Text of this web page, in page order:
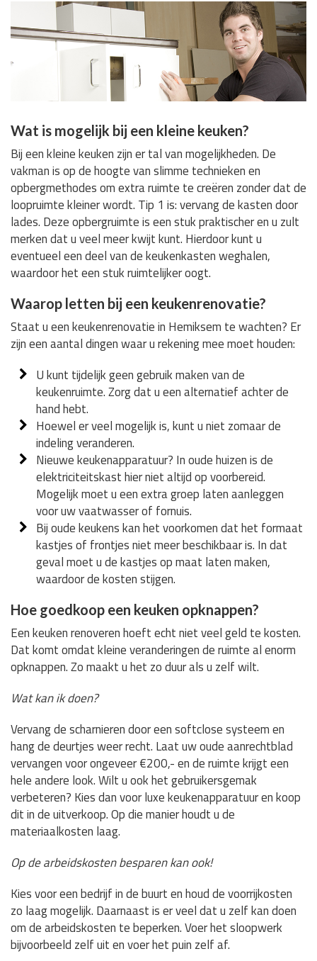
Wat is mogelijk bij een kleine keuken?
Bij een kleine keuken zijn er tal van mogelijkheden. De
vakman is op de hoogte van slimme technieken en
opbergmethodes om extra ruimte te creëren zonder dat de
loopruimte kleiner wordt. Tip 1 is: vervang de kasten door
lades. Deze opbergruimte is een stuk praktischer en u zult
merken dat u veel meer kwijt kunt. Hierdoor kunt u
eventueel een deel van de keukenkasten weghalen,
waardoor het een stuk ruimtelijker oogt.
Waarop letten bij een keukenrenovatie?
Staat u een keukenrenovatie in Hemiksem te wachten? Er
zijn een aantal dingen waar u rekening mee moet houden:
U kunt tijdelijk geen gebruik maken van de
keukenruimte. Zorg dat u een alternatief achter de
hand hebt.
Hoewel er veel mogelijk is, kunt u niet zomaar de
indeling veranderen.
Nieuwe keukenapparatuur? In oude huizen is de
elektriciteitskast hier niet altijd op voorbereid.
Mogelijk moet u een extra groep laten aanleggen
voor uw vaatwasser of fornuis.
Bij oude keukens kan het voorkomen dat het formaat
kastjes of frontjes niet meer beschikbaar is. In dat
geval moet u de kastjes op maat laten maken,
waardoor de kosten stijgen.
Hoe goedkoop een keuken opknappen?
Een keuken renoveren hoeft echt niet veel geld te kosten.
Dat komt omdat kleine veranderingen de ruimte al enorm
opknappen. Zo maakt u het zo duur als u zelf wilt.
Wat kan ik doen?
Vervang de scharnieren door een softclose systeem en
hang de deurtjes weer recht. Laat uw oude aanrechtblad
vervangen voor ongeveer €200,- en de ruimte krijgt een
hele andere look. Wilt u ook het gebruikersgemak
verbeteren? Kies dan voor luxe keukenapparatuur en koop
dit in de uitverkoop. Op die manier houdt u de
materiaalkosten laag.
Op de arbeidskosten besparen kan ook!
Kies voor een bedrijf in de buurt en houd de voorrijkosten
zo laag mogelijk. Daarnaast is er veel dat u zelf kan doen
om de arbeidskosten te beperken. Voer het sloopwerk
bijvoorbeeld zelf uit en voer het puin zelf af.